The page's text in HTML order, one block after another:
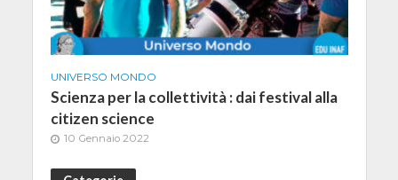
UNIVERSO MONDO
Scienza per la collettività : dai festival alla
citizen science
10 Gennaio 2022